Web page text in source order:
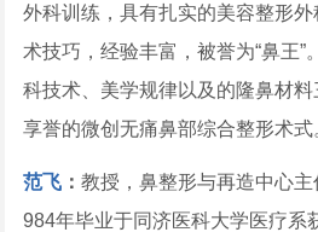
外科训练，具有扎实的美容整形
术技巧，经验丰富，被誉为“鼻王”
科技术、美学规律以及的隆鼻材
享誉的微创无痛鼻部综合整形术式
范飞 ：教授，鼻整形与再造中心
984年毕业于同济医科大学医疗系